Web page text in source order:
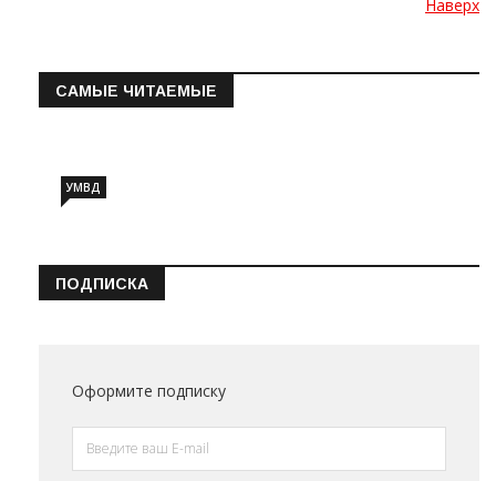
Наверх
САМЫЕ ЧИТАЕМЫЕ
УМВД
ПОДПИСКА
Оформите подписку